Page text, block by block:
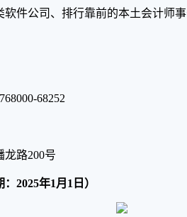
软件公司、排行靠前的本土会计师
68252
龙路200号
2025年1月1日）